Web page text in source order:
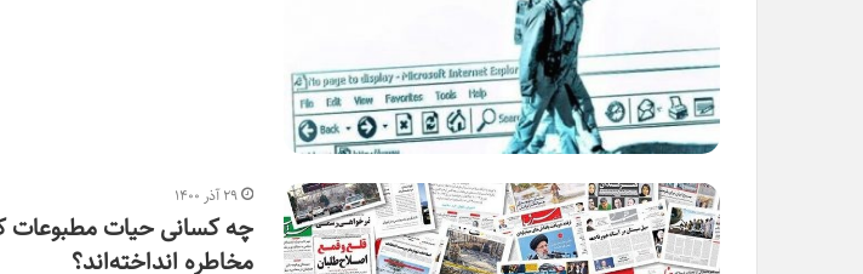
۲۹ آذر ۱۴۰۰
چه کسانی حیات مطبوعات
مخاطره انداخته‌اند؟